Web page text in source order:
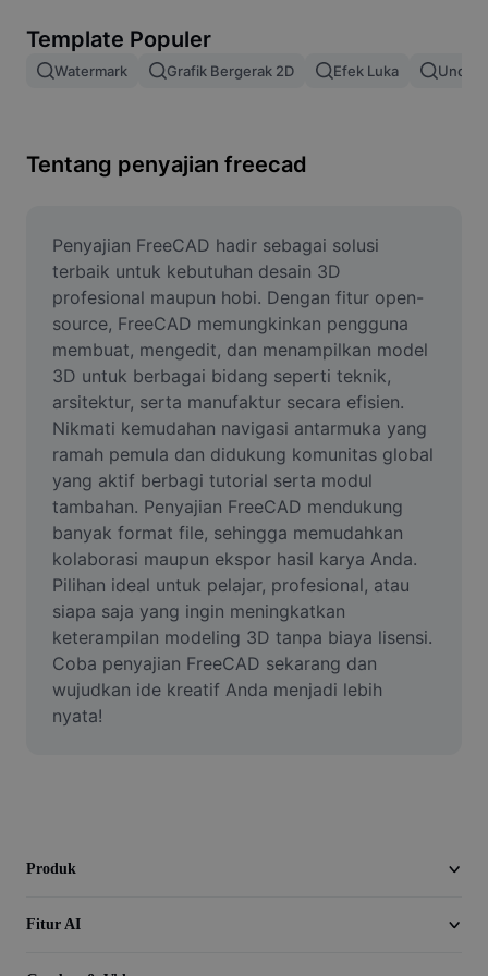
Gabung gambar
Ubah Ukuran Gambar
Pembuat Meme
AI Text Remover
AI People Remover
AI Inpainting
Face Cutout
Video
Hapus latar belakang video
Tingkatkan kualitas
Editor Video
Pangkas Video
Tambahkan Subtitle ke Video
Template Populer
Watermark Grafik Bergerak 2D Efek Luka Unduh
Tentang penyajian freecad
Penyajian FreeCAD hadir sebagai solusi
terbaik untuk kebutuhan desain 3D
profesional maupun hobi. Dengan fitur open-
source, FreeCAD memungkinkan pengguna
membuat, mengedit, dan menampilkan model
3D untuk berbagai bidang seperti teknik,
arsitektur, serta manufaktur secara efisien.
Nikmati kemudahan navigasi antarmuka yang
ramah pemula dan didukung komunitas global
yang aktif berbagi tutorial serta modul
tambahan. Penyajian FreeCAD mendukung
banyak format file, sehingga memudahkan
kolaborasi maupun ekspor hasil karya Anda.
Pilihan ideal untuk pelajar, profesional, atau
siapa saja yang ingin meningkatkan
keterampilan modeling 3D tanpa biaya lisensi.
Coba penyajian FreeCAD sekarang dan
wujudkan ide kreatif Anda menjadi lebih
nyata!
Produk
Fitur AI